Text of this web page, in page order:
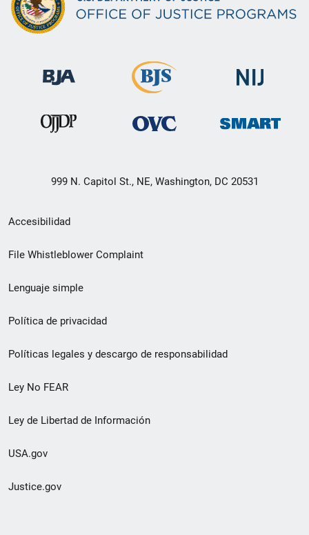
999 N. Capitol St., NE, Washington, DC 20531
Menú
de
de
pie
de
página
Accesibilidad
File Whistleblower Complaint
Lenguaje simple
Política de privacidad
Políticas legales y descargo de responsabilidad
Ley No FEAR
Ley de Libertad de Información
USA.gov
Justice.gov